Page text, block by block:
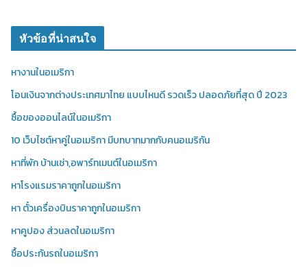
หัวข้อที่น่าสนใจ
หางานในอเมริกา
โอนเงินจากต่างประเทศมาไทย แบบไหนดี รวดเร็ว ปลอดภัยที่สุด ปี 2023
ซื้อของออนไลน์ในอเมริกา
10 เว็บไซต์หาคู่ในอเมริกา มีบทบาทมากกับคนอเมริกัน
หาที่พัก บ้านเช่า,อพาร์ทเมนต์ในอเมริกา
หาโรงแรมราคาถูกในอเมริกา
หา ตั๋วเครื่องบินราคาถูกในอเมริกา
หาคูปอง ส่วนลดในอเมริกา
ซื้อประกันรถในอเมริกา